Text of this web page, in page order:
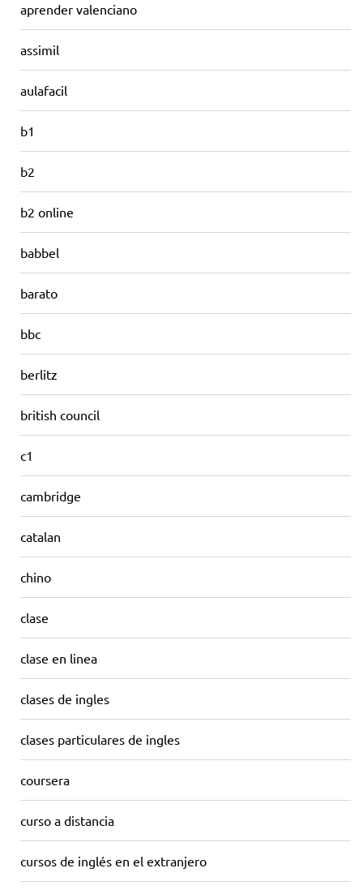
aprender valenciano
assimil
aulafacil
b1
b2
b2 online
babbel
barato
bbc
berlitz
british council
c1
cambridge
catalan
chino
clase
clase en linea
clases de ingles
clases particulares de ingles
coursera
curso a distancia
cursos de inglés en el extranjero